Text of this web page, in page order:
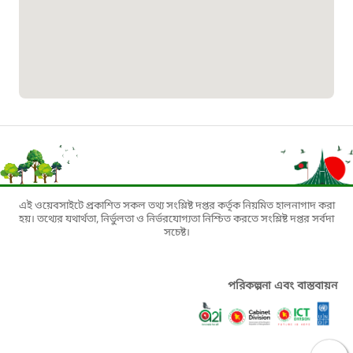
১৬১৩৫
প্রবাসী কল সেন্টার
১৬৫৭৫
ই-জিপি ইমার্জেন্সি হটলাইন
বাংলাদেশ টেলিযোগাযোগ সেবা সংক্রান্ত
এই ওয়েবসাইটে প্রকাশিত সকল তথ্য সংশ্লিষ্ট দপ্তর কর্তৃক নিয়মিত হালনাগাদ করা
হয়। তথ্যের যথার্থতা, নির্ভুলতা ও নির্ভরযোগ্যতা নিশ্চিত করতে সংশ্লিষ্ট দপ্তর সর্বদা
সচেষ্ট।
পরিকল্পনা এবং বাস্তবায়ন